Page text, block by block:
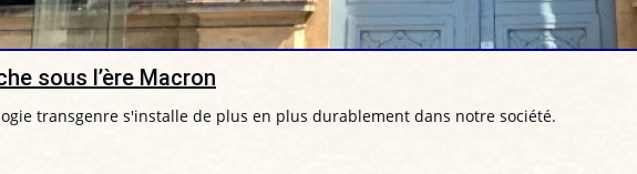
sous l’ère Macron
transgenre s'installe de plus en plus durablement dans notre société.